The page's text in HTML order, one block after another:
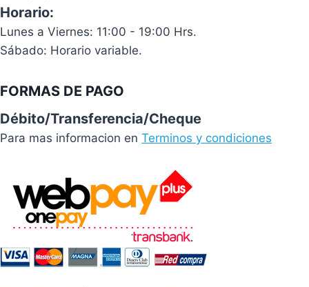
Horario:
Lunes a Viernes: 11:00 - 19:00 Hrs.
Sábado: Horario variable.
FORMAS DE PAGO
Débito/Transferencia/Cheque
Para mas informacion en Terminos y condiciones